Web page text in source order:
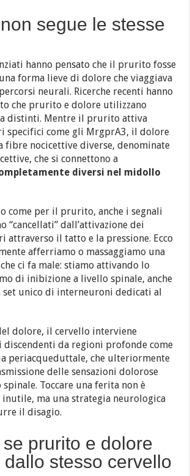
segue le stesse
hanno pensato che il prurito fosse
forma lieve di dolore che viaggiava
neurali. Ricerche recenti hanno
che prurito e dolore utilizzano
distinti. Mentre il prurito attiva
specifici come gli MrgprA3, il dolore
fibre nocicettive diverse, denominate
che si connettono a
diversi nel midollo
come per il prurito, anche i segnali
“cancellati” dall’attivazione dei
attraverso il tatto e la pressione. Ecco
afferriamo o massaggiamo una
ci fa male: stiamo attivando lo
di inibizione a livello spinale, anche
set unico di interneuroni dedicati al
dolore, il cervello interviene
discendenti da regioni profonde come
periacqueduttale, che ulteriormente
delle sensazioni dolorose
Toccare una ferita non è
ma una strategia neurologica
il disagio.
prurito e dolore
dallo stesso cervello